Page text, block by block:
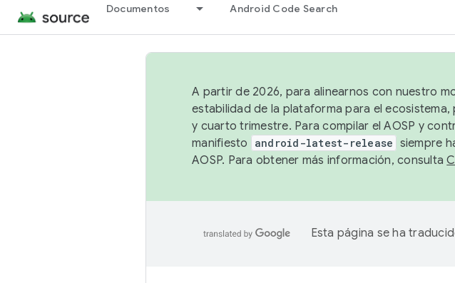
Documentos Android Code Search
A partir de 2026, para alinearnos con nuestro
estabilidad de la plataforma para el
y cuarto trimestre. Para compilar el AOSP y
manifiesto
android-latest-release siempre
AOSP. Para obtener más información, consulta
Esta página se ha